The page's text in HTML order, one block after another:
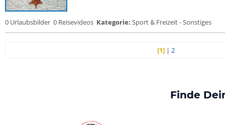
0 Urlaubsbilder 0 Reisevideos Kategorie: Sport & Freizeit - Sonstiges
[1] |2
Finde